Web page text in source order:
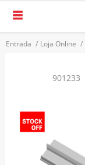
Entrada / Loja Online /
901233